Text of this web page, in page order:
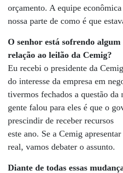
orçamento. A equipe
nossa parte de como é que
O senhor está sofrendo
relação ao leilão da Cemig?
Eu recebi o presidente da
do interesse da empresa em
tivermos fechados a questão da
gente falou para eles é que o
prescindir de receber recursos
este ano. Se a Cemig
real, vamos debater o assunto.
Diante de todas essas